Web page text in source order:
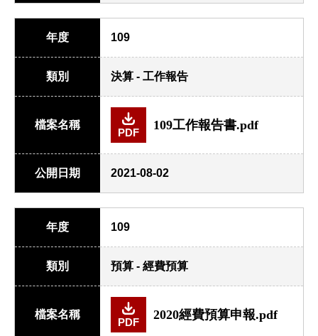
年度 109
類別 決算 - 工作報告
檔案名稱
PDF
109工作報告書.pdf
公開日期 2021-08-02
年度 109
類別 預算 - 經費預算
檔案名稱
PDF
2020經費預算申報.pdf